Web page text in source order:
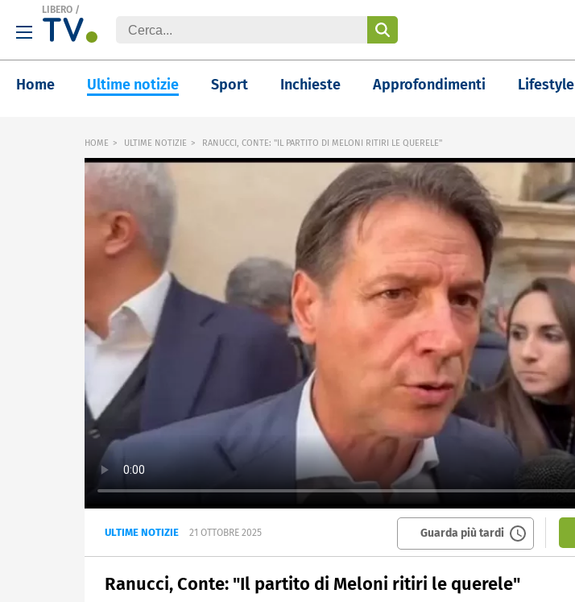
LIBERO /
Home Ultime notizie Sport Inchieste Approfondimenti Lifestyle
HOME ULTIME NOTIZIE RANUCCI, CONTE: "IL PARTITO DI MELONI RITIRI LE QUERELE"
ULTIME NOTIZIE 21 OTTOBRE 2025 Guarda più tardi
Ranucci, Conte: "Il partito di Meloni ritiri le querele"